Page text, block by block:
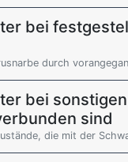
bei
durch
bei
sind
die mit der